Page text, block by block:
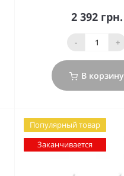
2 392 грн.
- +
В корзину
Популярный товар
Заканчивается